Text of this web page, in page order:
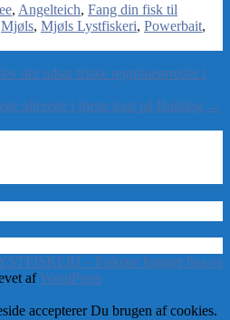
Angelteich Fang din fisk til
Mjøls Mjøls Lystfiskeri Powerbait
der udsat friske regnbueørreder i
allerede i første kast på Bulldog →
– Fiskene hugger hos os
afWordPress
accepterer Du brugen af cookies.